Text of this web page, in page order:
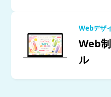
Webデザ
Web
ル